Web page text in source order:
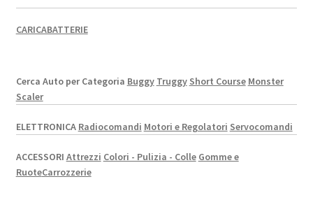
CARICABATTERIE
Cerca Auto per Categoria Buggy Truggy Short Course Monster
Scaler
ELETTRONICA Radiocomandi Motori e Regolatori Servocomandi
ACCESSORI Attrezzi Colori - Pulizia - Colle Gomme e
RuoteCarrozzerie